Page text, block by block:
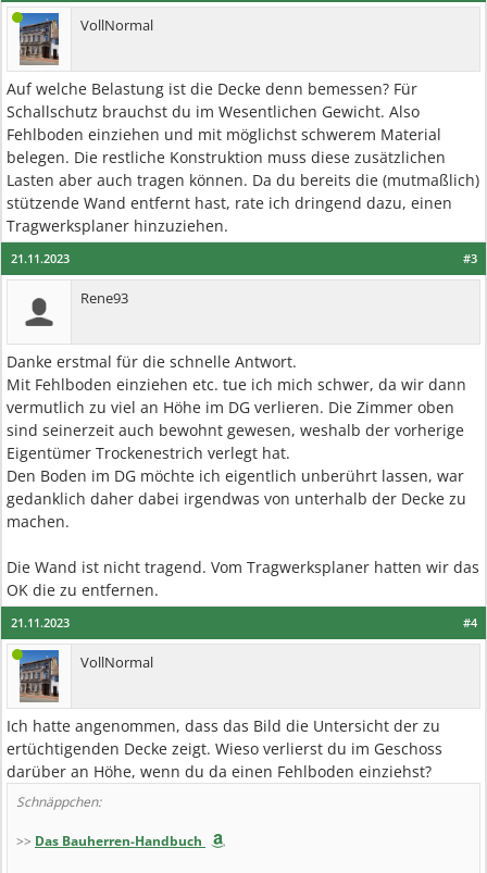
VollNormal
Auf welche Belastung ist die Decke denn bemessen? Für
Schallschutz brauchst du im Wesentlichen Gewicht. Also
Fehlboden einziehen und mit möglichst schwerem Material
belegen. Die restliche Konstruktion muss diese zusätzlichen
Lasten aber auch tragen können. Da du bereits die (mutmaßlich)
stützende Wand entfernt hast, rate ich dringend dazu, einen
Tragwerksplaner hinzuziehen.
#3
21.11.2023
Rene93
Danke erstmal für die schnelle Antwort.
Mit Fehlboden einziehen etc. tue ich mich schwer, da wir dann
vermutlich zu viel an Höhe im DG verlieren. Die Zimmer oben
sind seinerzeit auch bewohnt gewesen, weshalb der vorherige
Eigentümer Trockenestrich verlegt hat.
Den Boden im DG möchte ich eigentlich unberührt lassen, war
gedanklich daher dabei irgendwas von unterhalb der Decke zu
machen.
Die Wand ist nicht tragend. Vom Tragwerksplaner hatten wir das
OK die zu entfernen.
#4
21.11.2023
VollNormal
Ich hatte angenommen, dass das Bild die Untersicht der zu
ertüchtigenden Decke zeigt. Wieso verlierst du im Geschoss
darüber an Höhe, wenn du da einen Fehlboden einziehst?
Schnäppchen:
>> Das Bauherren-Handbuch